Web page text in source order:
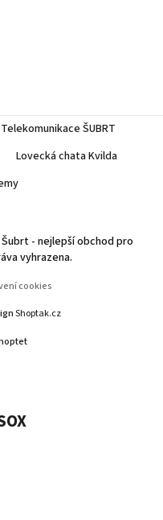
Telekomunikace ŠUBRT
Lovecká chata Kvilda
- nejlepší obchod pro
vyhrazena.
cookies
Shoptak.cz